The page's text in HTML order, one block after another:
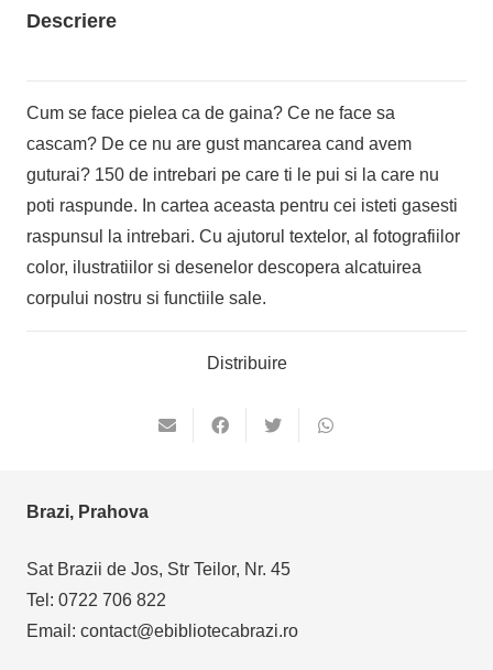
Descriere
Cum se face pielea ca de gaina? Ce ne face sa
cascam? De ce nu are gust mancarea cand avem
guturai? 150 de intrebari pe care ti le pui si la care nu
poti raspunde. In cartea aceasta pentru cei isteti gasesti
raspunsul la intrebari. Cu ajutorul textelor, al fotografiilor
color, ilustratiilor si desenelor descopera alcatuirea
corpului nostru si functiile sale.
Distribuire
Brazi, Prahova
Sat Brazii de Jos, Str Teilor, Nr. 45
Tel: 0722 706 822
Email: contact@ebibliotecabrazi.ro